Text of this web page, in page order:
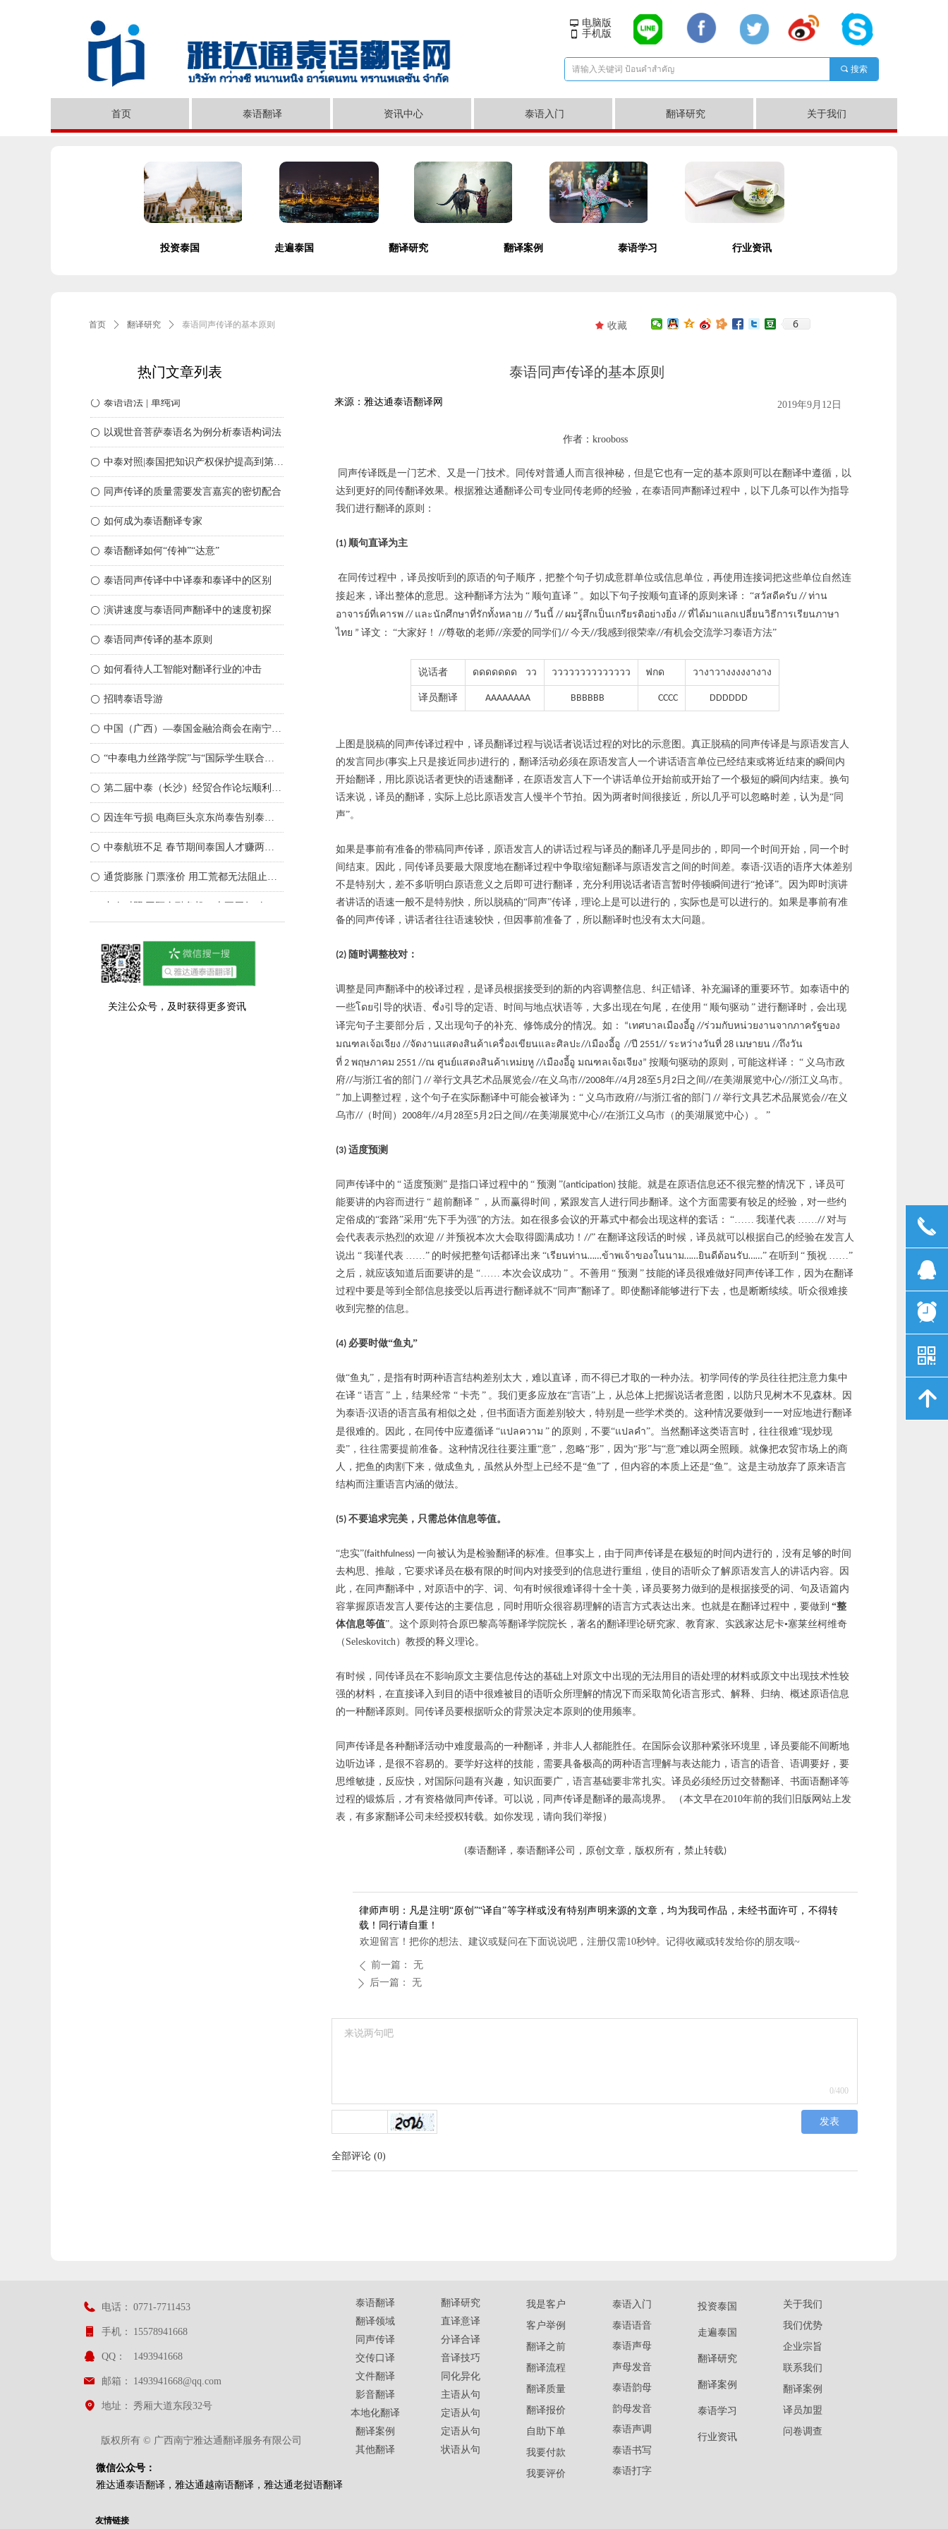
首页 泰语翻译 资讯中心 泰语入门 翻译研究 关于我们
끠 搜索
넡 电脑版
넓 手机版
泰语同声传译的基本原则
作者：krooboss
同声传译既是一门艺术、又是一门技术。同传对普通人而言很神秘，但是它也有一定的基本原则可以在翻译中遵循，以
达到更好的同传翻译效果。根据雅达通翻译公司专业同传老师的经验，在泰语同声翻译过程中，以下几条可以作为指导
我们进行翻译的原则：
(1) 顺句直译为主
在同传过程中，译员按听到的原语的句子顺序，把整个句子切成意群单位或信息单位，再使用连接词把这些单位自然连
接起来，译出整体的意思。这种翻译方法为 “ 顺句直译 ” 。如以下句子按顺句直译的原则来译： “สวัสดีครับ // ท่าน
อาจารย์ที่เคารพ // และนักศึกษาที่รักทั้งหลาย // วีนนี้ // ผมรู้สึกเป็นเกรียรติอย่างยิ่ง // ที่ได้มาแลกเปลี่ยนวิธีการเรียนภาษา
ไทย ” 译文： “大家好！ //尊敬的老师//亲爱的同学们// 今天//我感到很荣幸//有机会交流学习泰语方法”
说话者 ดดดดดดด วว วววววววววววววว ฟกด วางาวางงงงงางาง
译员翻译 AAAAAAAA BBBBBB CCCC DDDDDD
上图是脱稿的同声传译过程中，译员翻译过程与说话者说话过程的对比的示意图。真正脱稿的同声传译是与原语发言人
的发言同步(事实上只是接近同步)进行的，翻译活动必须在原语发言人一个讲话语言单位已经结束或将近结束的瞬间内
开始翻译，用比原说话者更快的语速翻译，在原语发言人下一个讲话单位开始前或开始了一个极短的瞬间内结束。换句
话来说，译员的翻译，实际上总比原语发言人慢半个节拍。因为两者时间很接近，所以几乎可以忽略时差，认为是“同
声”。
如果是事前有准备的带稿同声传译 ，原语发言人的讲话过程与译员的翻译几乎是同步的，即同一个时间开始，同一个时
间结束。因此，同传译员要最大限度地在翻译过程中争取缩短翻译与原语发言之间的时间差。泰语-汉语的语序大体差别
不是特别大，差不多听明白原语意义之后即可进行翻译，充分利用说话者语言暂时停顿瞬间进行“抢译”。因为即时演讲
者讲话的语速一般不是特别快，所以脱稿的“同声”传译，理论上是可以进行的，实际也是可以进行的。如果是事前有准
备的同声传译，讲话者往往语速较快，但因事前准备了，所以翻译时也没有太大问题。
(2) 随时调整校对：
调整是同声翻译中的校译过程，是译员根据接受到的新的内容调整信息、纠正错译、补充漏译的重要环节。如泰语中的
一些โดย引导的状语、 ซี่ง引导的定语、时间与地点状语等，大多出现在句尾，在使用 “ 顺句驱动 ” 进行翻译时，会出现
译完句子主要部分后，又出现句子的补充、修饰成分的情况。如：
“เทศบาลเมืองอี้อู //ร่วมกับหน่วยงานจากภาครัฐของ
มณฑลเจ้อเจียง //จัดงานแสดงสินค้าเครื่องเขียนและศิลปะ//เมืองอี้อู //ปี 2551// ระหว่างวันที่ 28 เมษายน //ถึงวัน
ที่ 2 พฤษภาคม 2551 //ณ ศูนย์แสดงสินค้าเหม่ยหู //เมืองอี้อู มณฑลเจ้อเจียง” 按顺句驱动的原则，可能这样译： “ 义乌市政
府//与浙江省的部门 // 举行文具艺术品展览会//在义乌市//2008年//4月 28至 5月 2 日之间//在美湖展览中心//浙江义乌市。
” 加上调整过程，这个句子在实际翻译中可能会被译为：“ 义乌市政府//与浙江省的部门 // 举行文具艺术品展览会//在义
乌市//（时间） 2008年//4月 28至 5月 2 日之间//在美湖展览中心//在浙江义乌市（的美湖展览中心）。 ”
(3) 适度预测
同声传译中的 “ 适度预测” 是指口译过程中的 “ 预测 ”(anticipation) 技能。就是在原语信息还不很完整的情况下，译员可
能要讲的内容而进行 “ 超前翻译 ” ，从而赢得时间，紧跟发言人进行同步翻译。这个方面需要有较足的经验，对一些约
定俗成的“套路”采用“先下手为强”的方法。如在很多会议的开幕式中都会出现这样的套话： “…… 我谨代表 ……// 对与
会代表表示热烈的欢迎 // 并预祝本次大会取得圆满成功！ //” 在翻译这段话的时候，译员就可以根据自己的经验在发言人
说出 “ 我谨代表 ……” 的时候把整句话都译出来 “เรียนท่าน……ข้าพเจ้าของในนาม……ยินดีต้อนรับ……” 在听到 “ 预祝 ……”
之后，就应该知道后面要讲的是 “…… 本次会议成功 ” 。不善用 “ 预测 ” 技能的译员很难做好同声传译工作，因为在翻译
过程中要是等到全部信息接受以后再进行翻译就不“同声”翻译了。即使翻译能够进行下去，也是断断续续。听众很难接
收到完整的信息。
(4) 必要时做“鱼丸”
做“鱼丸”，是指有时两种语言结构差别太大，难以直译，而不得已才取的一种办法。初学同传的学员往往把注意力集中
在译 “ 语言 ” 上，结果经常 “ 卡壳 ” 。我们更多应放在“言语”上，从总体上把握说话者意图，以防只见树木不见森林。因
为泰语-汉语的语言虽有相似之处，但书面语方面差别较大，特别是一些学术类的。这种情况要做到一一对应地进行翻译
是很难的。因此，在同传中应遵循译 “แปลความ ” 的原则，不要“แปลคำ”。当然翻译这类语言时，往往很难“现炒现
卖”，往往需要提前准备。这种情况往往要注重“意”，忽略“形”，因为“形”与“意”难以两全照顾。就像把农贸市场上的商
人，把鱼的肉割下来，做成鱼丸，虽然从外型上已经不是“鱼”了，但内容的本质上还是“鱼”。这是主动放弃了原来语言
结构而注重语言内涵的做法。
(5) 不要追求完美，只需总体信息等值。
“忠实”(faithfulness) 一向被认为是检验翻译的标准。但事实上，由于同声传译是在极短的时间内进行的，没有足够的时间
去构思、推敲，它要求译员在极有限的时间内对接受到的信息进行重组，使目的语听众了解原语发言人的讲话内容。因
此，在同声翻译中，对原语中的字、词、句有时候很难译得十全十美，译员要努力做到的是根据接受的词、句及语篇内
容掌握原语发言人要传达的主要信息，同时用听众很容易理解的语言方式表达出来。也就是在翻译过程中，要做到 “整
体信息等值”。这个原则符合原巴黎高等翻译学院院长，著名的翻译理论研究家、教育家、实践家达尼卡•塞莱丝柯维奇
（Seleskovitch）教授的释义理论。
有时候，同传译员在不影响原文主要信息传达的基础上对原文中出现的无法用目的语处理的材料或原文中出现技术性较
强的材料，在直接译入到目的语中很难被目的语听众所理解的情况下而采取简化语言形式、解释、归纳、概述原语信息
的一种翻译原则。同传译员要根据听众的背景决定本原则的使用频率。
同声传译是各种翻译活动中难度最高的一种翻译，并非人人都能胜任。在国际会议那种紧张环境里，译员要能不间断地
边听边译，是很不容易的。要学好这样的技能，需要具备极高的两种语言理解与表达能力，语言的语音、语调要好，要
思维敏捷，反应快，对国际问题有兴趣，知识面要广，语言基础要非常扎实。译员必须经历过交替翻译、书面语翻译等
过程的锻炼后，才有资格做同声传译。可以说，同声传译是翻译的最高境界。
（本文早在2010年前的我们旧版网站上发
表，有多家翻译公司未经授权转载。如你发现，请向我们举报）
(泰语翻译，泰语翻译公司， 原创文章， 版权所有，禁止转载)
2019年9月12日
6
끄 收藏
来源：雅达通泰语翻译网
首页 ꄲ 翻译研究 ꄲ 泰语同声传译的基本原则
0/400
发表
全部评论 (0)
律师声明：凡是注明“原创”“译自”等字样或没有特别声明来源的文章，均为我司作品，未经书面许可，不得转
载！同行请自重！
欢迎留言！把你的想法、建议或疑问在下面说说吧，注册仅需10秒钟。记得收藏或转发给你的朋友哦~
ꄴ 前一篇： 无
ꄲ 后一篇： 无
ꀐ 泰语语法 | 单纯词
ꀐ 以观世音菩萨泰语名为例分析泰语构词法
ꀐ
ꀐ 同声传译的质量需要发言嘉宾的密切配合
ꀐ 如何成为泰语翻译专家
ꀐ 泰语翻译如何“传神”“达意”
ꀐ 泰语同声传译中中译泰和泰译中的区别
ꀐ 演讲速度与泰语同声翻译中的速度初探
ꀐ 泰语同声传译的基本原则
ꀐ 如何看待人工智能对翻译行业的冲击
ꀐ 招聘泰语导游
ꀐ
ꀐ
ꀐ
ꀐ
ꀐ
ꀐ
热门文章列表
关注公众号，及时获得更多资讯
投资泰国 走遍泰国 翻译研究 翻译案例 泰语学习 行业资讯
泰语翻译
翻译领域
同声传译
交传口译
文件翻译
影音翻译
本地化翻译
翻译案例
其他翻译
我是客户
客户举例
翻译之前
翻译流程
翻译质量
翻译报价
自助下单
我要付款
我要评价
泰语入门
泰语语音
泰语声母
声母发音
泰语韵母
韵母发音
泰语声调
泰语书写
泰语打字
关于我们
我们优势
企业宗旨
联系我们
翻译案例
译员加盟
问卷调查
电话： 0771-7711453
手机： 15578941668
QQ： 1493941668
邮箱： 1493941668@qq.com
地址： 秀厢大道东段32号
版权所有 © 广西南宁雅达通翻译服务有限公司
投资泰国
走遍泰国
翻译研究
翻译案例
泰语学习
行业资讯
友情链接
微信公众号：
雅达通泰语翻译， 雅达通越南语翻译， 雅达通老挝语翻译
翻译研究
直译意译
分译合译
音译技巧
同化异化
主语从句
定语从句
定语从句
状语从句
끅
뀩
뀥
낃
녕